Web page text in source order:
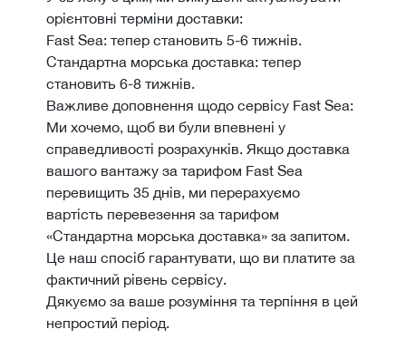
орієнтовні терміни доставки:
Fast Sea: тепер становить 5-6 тижнів.
Стандартна морська доставка: тепер
становить 6-8 тижнів.
Важливе доповнення щодо сервісу Fast Sea:
Ми хочемо, щоб ви були впевнені у
справедливості розрахунків. Якщо доставка
вашого вантажу за тарифом Fast Sea
перевищить 35 днів, ми перерахуємо
вартість перевезення за тарифом
«Стандартна морська доставка» за запитом.
Це наш спосіб гарантувати, що ви платите за
фактичний рівень сервісу.
Дякуємо за ваше розуміння та терпіння в цей
непростий період.